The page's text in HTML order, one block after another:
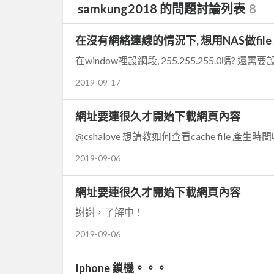
samkung2018 的問題討論列表 8
在沒有網絡連線的情況下, 想用NAS做
在window裡設網段, 255.255.255.0嗎? 還需要
2019-09-17
網址要連很久才開始下載網頁內容
@cshalove 想請教如何查看cache file 產生時間
2019-09-06
網址要連很久才開始下載網頁內容
謝謝，了解中！
2019-09-06
Iphone 鎖機。。。